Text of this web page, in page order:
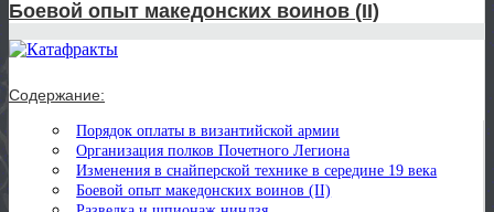
Боевой опыт македонских воинов (II)
Содержание:
Порядок оплаты в византийской армии
Организация полков Почетного Легиона
Изменения в снайперской технике в середине 19 века
Боевой опыт македонских воинов (II)